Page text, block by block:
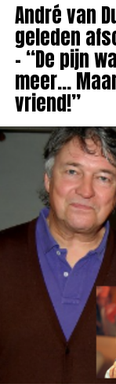
André van
geleden
– “De pijn
meer…
vriend!”